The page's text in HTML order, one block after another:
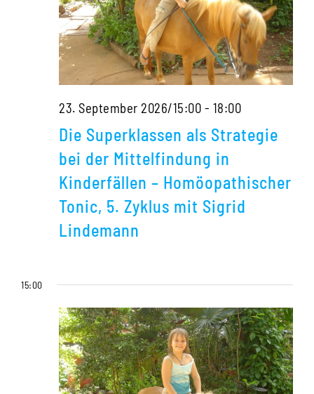
Zyklus
mit
Sigrid
Lindemann
Die Superklassen als Strategie
bei der Mittelfindung in
Kinderfällen – Homöopathischer
Tonic, 5. Zyklus mit Sigrid
Lindemann
23. September 2026/15:00 - 18:00
Superklassen
Strategie
bei
–
Tonic,
5.
15:00